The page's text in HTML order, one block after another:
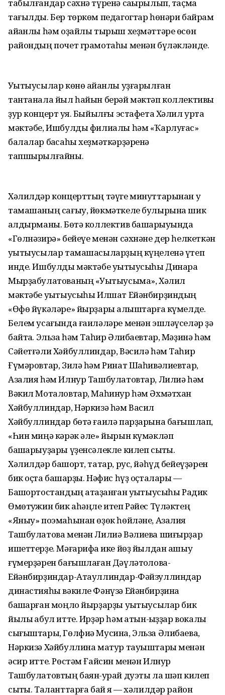
табылғандар сәхнә түренә саҡырылып, таҫма
тағылды. Бер төркөм педагогтар һөнәри байрам
айҡанлы һәм оҙайлы тырыш хеҙмәттәре өсөн
райондың почет грамотаһы менән бүләкләнде.
Уҡытыусылар көнө айҡанлы уҙғарылған
тантанала йыл һайын берәй мәктәп коллективы
ҙур концерт ҡуя. Быйылғы эстафета Хәлил урта
мәктәбе, Ишбулды филиалы һәм «Ҡарлуғас»
балалар баҡсаһы хеҙмәткәрҙәренә
тапшырылғайны.
Хәлилдәр концерттың тәүге минуттарынан уҡ
тамашаның сағыу, йөкмәткеле булырына шик
ҡалдырманы. Бөтә коллектив башҡарыуында
«Гөлнәзирә» бейеүе менән сәхнәне дер һелкеткән
уҡытыусылар тамашасыларҙың күңеленә үтеп
инде. Ишбулды мәктәбе уҡытыусыһы Динара
Мырҙабулатованың «Уҡытыусыма», Хәлил
мәктәбе уҡытыусыһы Илшат Ейәнбирҙиндың
«Өфө йүкәләре» йырҙары алҡыштарға күмелде.
Белем усағында ғаиләләре менән эшләүселәр ҙә
байтаҡ. Эльза һәм Таһир Әлибаевтар, Мәҙинә һәм
Сәйетғәли Хәйбуллиндар, Вәсилә һәм Таһир
Ғүмәровтар, Зилә һәм Ринат Шаһивәлиевтар,
Азалия һәм Илнур Ташбулатовтар, Лилиә һәм
Вәкил Моталовтар, Маһинур һәм Әхмәтхан
Хәйбуллиндар, Нәркизә һәм Васил
Хәйбуллиндар бөтә ғаилә парҙарына бағышлап,
«Һин миңә кәрәк әле» йырын күмәкләп
башҡарыуҙары үҙенсәлекле килеп сыҡты.
Хәлилдәр башҡорт, татар, рус, йәһүд бейеүҙәрен
бик оҫта башҡарҙы. Нәфис һүҙ оҫталары —
Башҡортостандың атҡаҙанған уҡытыусыһы Радик
Өмөтҡужин бик аһәңле итеп Рәйес Түләктең
«Яныу» поэмаһынан өҙөк һөйләне, Азалия
Ташбулатова менән Лилиә Вәлиева шиғырҙар
ишеттерҙе. Мәғарифҡа ике йөҙ йылдан ашыу
ғүмерҙәрен бағышлаған Дәүләтҡолова-
Ейәнбирҙиндар-Атауллиндар-Фәйзуллиндар
династияһы вәкиле Фәнүзә Ейәнбирҙина
башҡарған моңло йырҙарҙы уҡытыусылар бик
йылы ҡабул итте. Ирҙәр һәм ҡатын-ҡыҙҙар вокалы
сығыштары, Гөлфиә Мусина, Эльза Әлибаева,
Нәркизә Хәйбуллина матур тауыштары менән
әсир итте. Рөстәм Ғайсин менән Илнур
Ташбулатовтың баян-ҡурай дуэты ла шәп килеп
сыҡты. Таланттарға бай яҡ — хәлилдәр район